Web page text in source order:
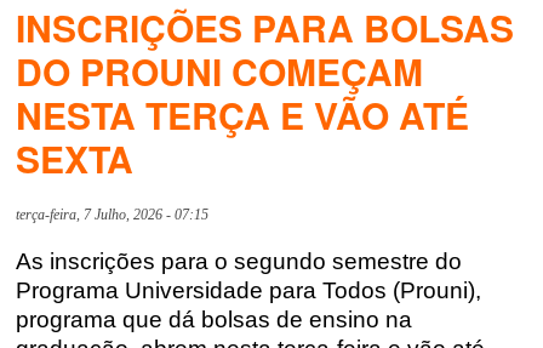
INSCRIÇÕES PARA BOLSAS
DO PROUNI COMEÇAM
NESTA TERÇA E VÃO ATÉ
SEXTA
terça-feira, 7 Julho, 2026 - 07:15
As inscrições para o segundo semestre do
Programa Universidade para Todos (Prouni),
programa que dá bolsas de ensino na